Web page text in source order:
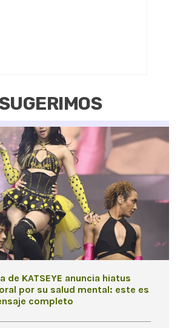
de KATSEYE anuncia hiatus
por su salud mental: este es
completo